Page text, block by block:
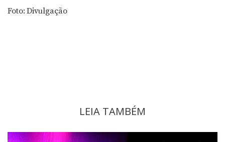
Foto: Divulgação
LEIA TAMBÉM